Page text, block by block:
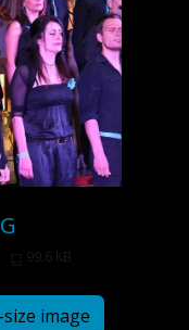
99.6 KB
image